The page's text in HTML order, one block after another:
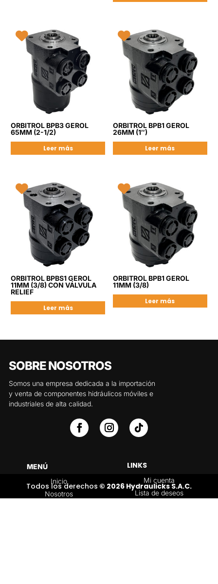
ORBITROL BPB3 GEROL
65MM (2-1/2)
Leer más
ORBITROL BPB1 GEROL
26MM (1″)
Leer más
ORBITROL BPBS1 GEROL
11MM (3/8) CON VÁLVULA
RELIEF
Leer más
ORBITROL BPB1 GEROL
11MM (3/8)
Leer más
SOBRE NOSOTROS
Somos una empresa dedicada a la importación
y venta de componentes hidráulicos móviles e
industriales de alta calidad.
MENÚ
Inicio
Nosotros
LINKS
Mi cuenta
Lista de deseos
Todos los derechos © 2026 Hydraulicks S.A.C.